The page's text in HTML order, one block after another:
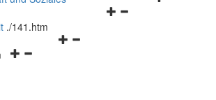
Navigationsmenü
Navigationsmenü
./141.htm
Navigationsmenü